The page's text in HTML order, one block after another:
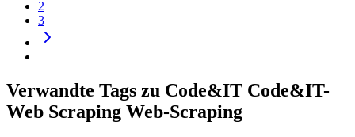
2
3
Verwandte Tags zu Code&IT Code&IT-
Web Scraping Web-Scraping